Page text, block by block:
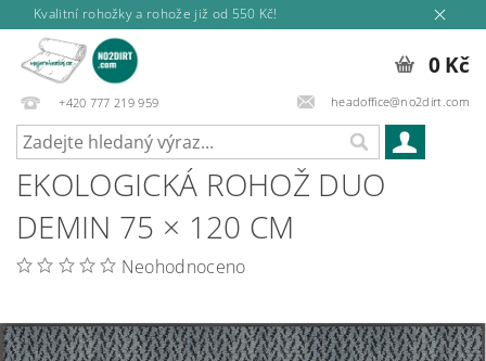
Kvalitní rohožky a rohože již od 550 Kč!
+420 777 219 959 headoffice@no2dirt.com
0 Kč
EKOLOGICKÁ ROHOŽ DUO
DEMIN 75 × 120 CM
Neohodnoceno